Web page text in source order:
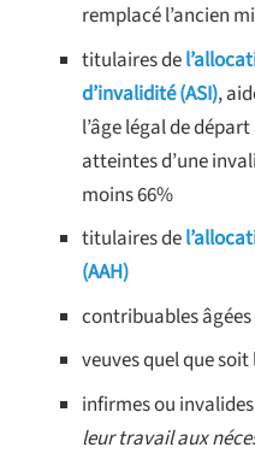
remplacé l’ancien
titulaires de
d’invalidité (ASI),
l’âge légal de
atteintes d’une
moins 66%
titulaires de
(AAH)
contribuables âgées
veuves quel que
infirmes ou
leur travail aux